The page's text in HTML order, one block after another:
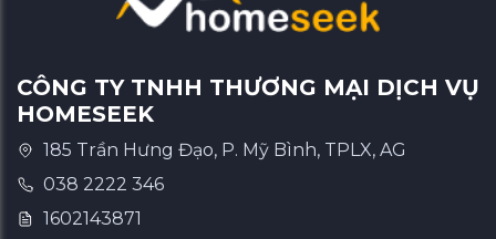
CÔNG TY TNHH THƯƠNG MẠI DỊCH VỤ
HOMESEEK
185 Trần Hưng Đạo, P. Mỹ Bình, TPLX, AG
038 2222 346
1602143871